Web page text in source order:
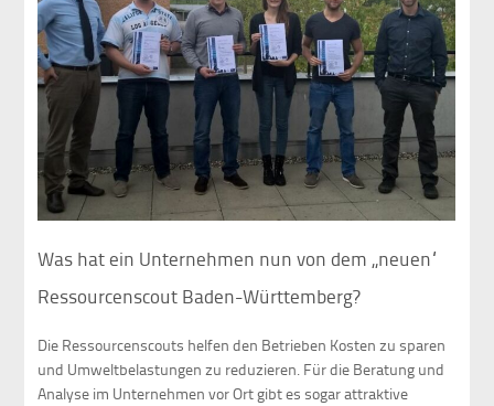
Was hat ein Unternehmen nun von dem „neuen“
Ressourcenscout Baden-Württemberg?
Die Ressourcenscouts helfen den Betrieben Kosten zu sparen
und Umweltbelastungen zu reduzieren. Für die Beratung und
Analyse im Unternehmen vor Ort gibt es sogar attraktive